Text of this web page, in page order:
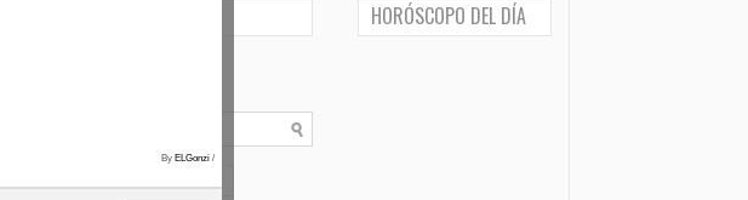
By ELGonzi /
HORÓSCOPO DEL DÍA